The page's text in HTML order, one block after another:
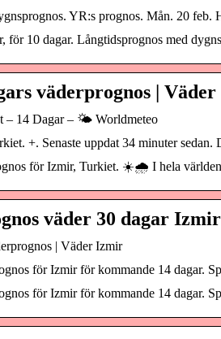
YR:s prognos. Mån. 20 feb.
för 10 dagar. Långtidsprognos med
väderprognos |
– 14 Dagar – 🌤️ Worldmeteo
+. Senaste uppdat 34 minuter
för Izmir, Turkiet. ☀️🌧️ I hela världen
väder 30 dagar
| Väder Izmir
för Izmir för kommande 14 dagar.
för Izmir för kommande 14 dagar.